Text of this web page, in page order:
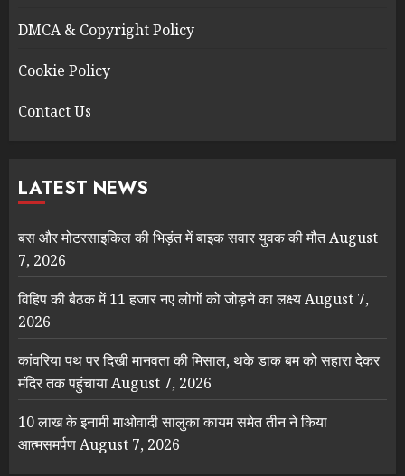
DMCA & Copyright Policy
Cookie Policy
Contact Us
LATEST NEWS
बस और मोटरसाइकिल की भिड़ंत में बाइक सवार युवक की मौतAugust
7, 2026
विहिप की बैठक में 11 हजार नए लोगों को जोड़ने का लक्ष्यAugust 7,
2026
कांवरिया पथ पर दिखी मानवता की मिसाल, थके डाक बम को सहारा देकर
मंदिर तक पहुंचायाAugust 7, 2026
10 लाख के इनामी माओवादी सालुका कायम समेत तीन ने किया
आत्मसमर्पणAugust 7, 2026